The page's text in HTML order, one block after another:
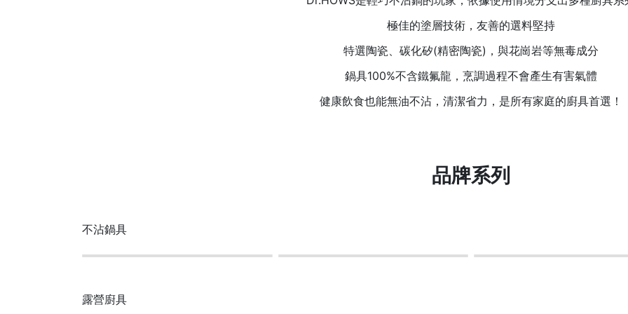
極佳的塗層技術，友善的選料堅持
特選陶瓷、碳化矽(精密陶瓷)，與花崗岩等無毒成分
鍋具100%不含鐵氟龍，烹調過程不會產生有害氣體
健康飲食也能無油不沾，清潔省力，是所有家庭的廚具首選！
品牌系列
不沾鍋具
露營廚具